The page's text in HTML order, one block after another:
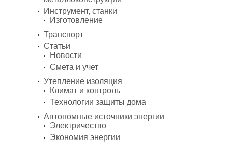
Инструмент, станки
Изготовление
Транспорт
Статьи
Новости
Смета и учет
Утепление изоляция
Климат и контроль
Технологии защиты дома
Автономные источники энергии
Электричество
Экономия энергии